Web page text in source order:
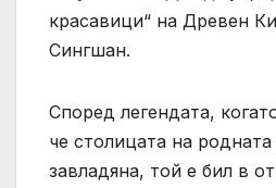
красавици“ на Древен
Сингшан.
Според легендата,
че столицата на
завладяна, той е бил в